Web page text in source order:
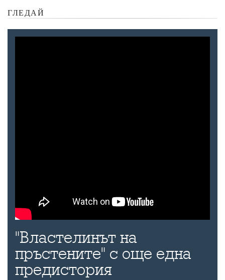
ГЛЕДАЙ
"Властелинът на
пръстените" с още една
предистория